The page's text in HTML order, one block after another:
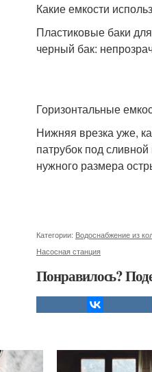
Какие емкости
Пластиковые баки
черный бак:
Горизонтальные
Нижняя врезка уже,
патрубок под
нужного размера
Категории: Водоснабжение из
Насосная станция
Понравилось?